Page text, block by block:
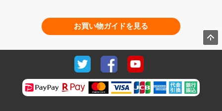
お買い物ガイドを見る